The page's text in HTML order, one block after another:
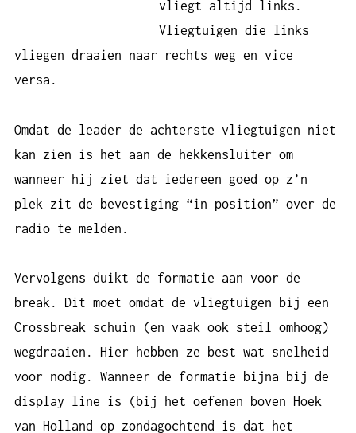
vliegt altijd links.
Vliegtuigen die links
vliegen draaien naar rechts weg en vice
versa.
Omdat de leader de achterste vliegtuigen niet
kan zien is het aan de hekkensluiter om
wanneer hij ziet dat iedereen goed op z’n
plek zit de bevestiging “in position” over de
radio te melden.
Vervolgens duikt de formatie aan voor de
break. Dit moet omdat de vliegtuigen bij een
Crossbreak schuin (en vaak ook steil omhoog)
wegdraaien. Hier hebben ze best wat snelheid
voor nodig. Wanneer de formatie bijna bij de
display line is (bij het oefenen boven Hoek
van Holland op zondagochtend is dat het